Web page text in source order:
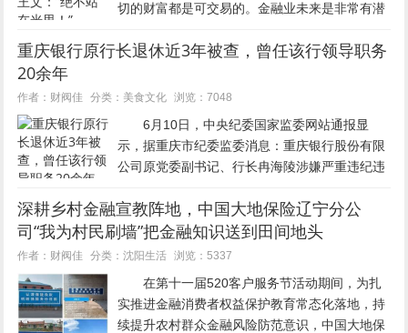
切的财富都是可交易的。金融业未来是非常有潜
茅台、五粮液。” 日前，由证券时报社主
重庆银行原行长退休近3年被查，曾任该行领导职务
20余年
作者：财阀佳 分类： 美食文化 浏览：7048
6月10日，中央纪委国家监委网站通报显
示，据重庆市纪委监委消息：重庆银行股份有限
公司原党委副书记、行长冉海陵涉嫌严重违纪违
调查。 据公开资料，冉海陵出生于1963年5
月，现年63岁...
深耕乡村金融宣教阵地，中国大地保险辽宁分公
司“我为村民刷墙”把金融知识送到田间地头
作者：财阀佳 分类：沈阳生活 浏览：5337
在第十一届520客户服务节活动期间，为扎
实推进金融消费者权益保护教育常态化落地，持
续提升农村群众金融风险防范意识，中国大地保